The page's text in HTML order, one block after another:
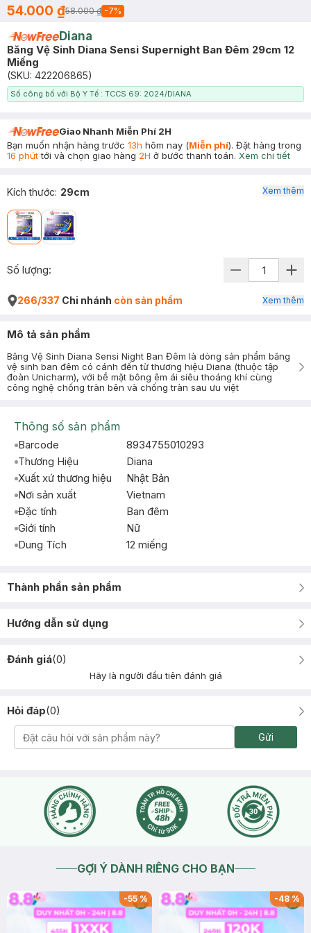
54.000 ₫58.000 ₫ -7%
Diana
Băng Vệ Sinh Diana Sensi Supernight Ban Đêm 29cm 12
Miếng
(SKU: 422206865)
Số công bố với Bộ Y Tế : TCCS 69: 2024/DIANA
Giao Nhanh Miễn Phí 2H
Bạn muốn nhận hàng trước 13h hôm nay (Miễn phí). Đặt hàng trong
16 phúttới và chọn giao hàng 2H ở bước thanh toán. Xem chi tiết
Kích thước: 29cm Xem thêm
Số lượng:
266/337 Chi nhánh còn sản phẩm Xem thêm
Mô tả sản phẩm
Băng Vệ Sinh Diana Sensi Night Ban Đêm là dòng sản phẩm băng
vệ sinh ban đêm có cánh đến từ thương hiệu Diana (thuộc tập
đoàn Unicharm), với bề mặt bông êm ái siêu thoáng khí cùng
công nghệ chống tràn bên và chống tràn sau ưu việt
Thông số sản phẩm
Barcode
8934755010293
Thương Hiệu
Diana
Xuất xứ thương hiệu
Nhật Bản
Nơi sản xuất
Vietnam
Đặc tính
Ban đêm
Giới tính
Nữ
Dung Tích
12 miếng
Thành phần sản phẩm
Hướng dẫn sử dụng
Đánh giá(0)
Hãy là người đầu tiên đánh giá
Hỏi đáp(0)
Gửi
GỢI Ý DÀNH RIÊNG CHO BẠN
-55% -48%